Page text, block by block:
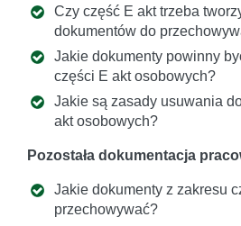
Czy część E akt trzeba
dokumentów do
Jakie dokumenty powinny
części E akt osobowych?
Jakie są zasady usuwania
akt osobowych?
Pozostała dokumentacja
Jakie dokumenty z zakresu
przechowywać?